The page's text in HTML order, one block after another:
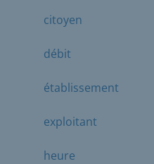
citoyen
débit
établissement
exploitant
heure